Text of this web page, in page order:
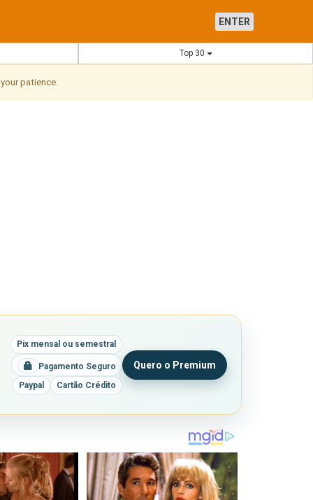
ENTER
Top 30
patience.
Pix mensal ou semestral
Pagamento Seguro
Paypal
Cartão Crédito
Quero o Premium